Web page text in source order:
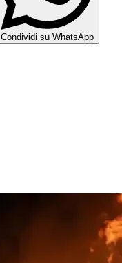
Condividi su WhatsApp